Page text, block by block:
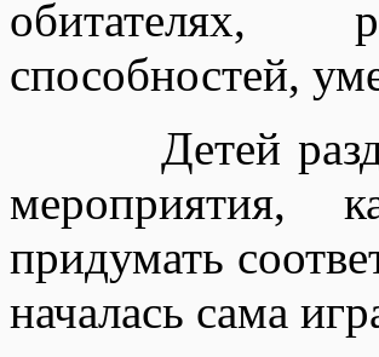
обитателях,
способностей,
Детей
мероприятия,
придумать
началась сама